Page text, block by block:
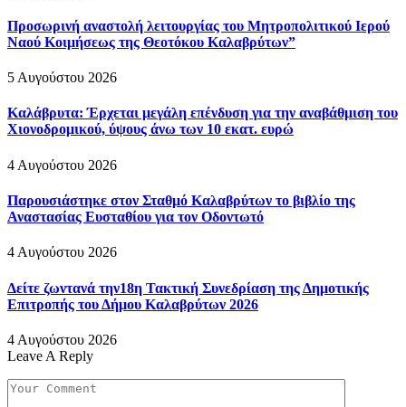
Προσωρινή αναστολή λειτουργίας του Μητροπολιτικού Ιερού
Ναού Κοιμήσεως της Θεοτόκου Καλαβρύτων”
5 Αυγούστου 2026
Καλάβρυτα: Έρχεται μεγάλη επένδυση για την αναβάθμιση του
Χιονοδρομικού, ύψους άνω των 10 εκατ. ευρώ
4 Αυγούστου 2026
Παρουσιάστηκε στον Σταθμό Καλαβρύτων το βιβλίο της
Αναστασίας Ευσταθίου για τον Οδοντωτό
4 Αυγούστου 2026
Δείτε ζωντανά την18η Τακτική Συνεδρίαση της Δημοτικής
Επιτροπής του Δήμου Καλαβρύτων 2026
4 Αυγούστου 2026
Leave A Reply